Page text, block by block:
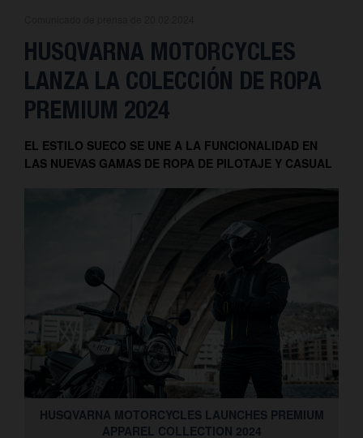
Contacto
HUSQVARNA MOTORCYCLES
LANZA LA COLECCIÓN DE ROPA
PREMIUM 2024
EL ESTILO SUECO SE UNE A LA FUNCIONALIDAD EN
LAS NUEVAS GAMAS DE ROPA DE PILOTAJE Y CASUAL
HUSQVARNA MOTORCYCLES LAUNCHES PREMIUM
APPAREL COLLECTION 2024